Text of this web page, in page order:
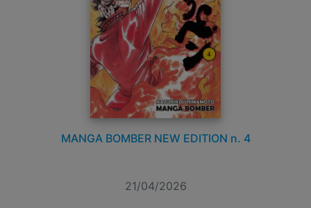
MANGA BOMBER NEW EDITION n. 4
21/04/2026